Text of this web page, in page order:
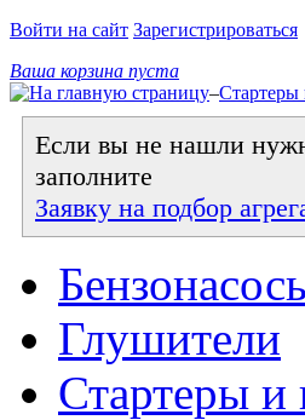
Войти на сайт Зарегистрироваться
Ваша корзина пуста
–Стартеры
Если вы не нашли
заполните
Заявку на подбор
Глушители
Стартеры и